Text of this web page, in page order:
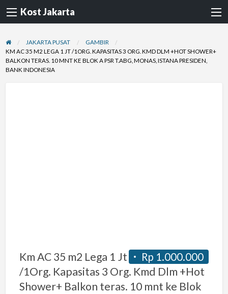
Kost Jakarta
JAKARTA PUSAT
GAMBIR
KM AC 35 M2 LEGA 1 JT /1ORG. KAPASITAS 3 ORG. KMD DLM +HOT SHOWER+
BALKON TERAS. 10 MNT KE BLOK A PSR T.ABG, MONAS, ISTANA PRESIDEN,
BANK INDONESIA
Rp 1.000.000
Km AC 35 m2 Lega 1 Jt
/1Org. Kapasitas 3 Org. Kmd Dlm +Hot
Shower+ Balkon teras. 10 mnt ke Blok